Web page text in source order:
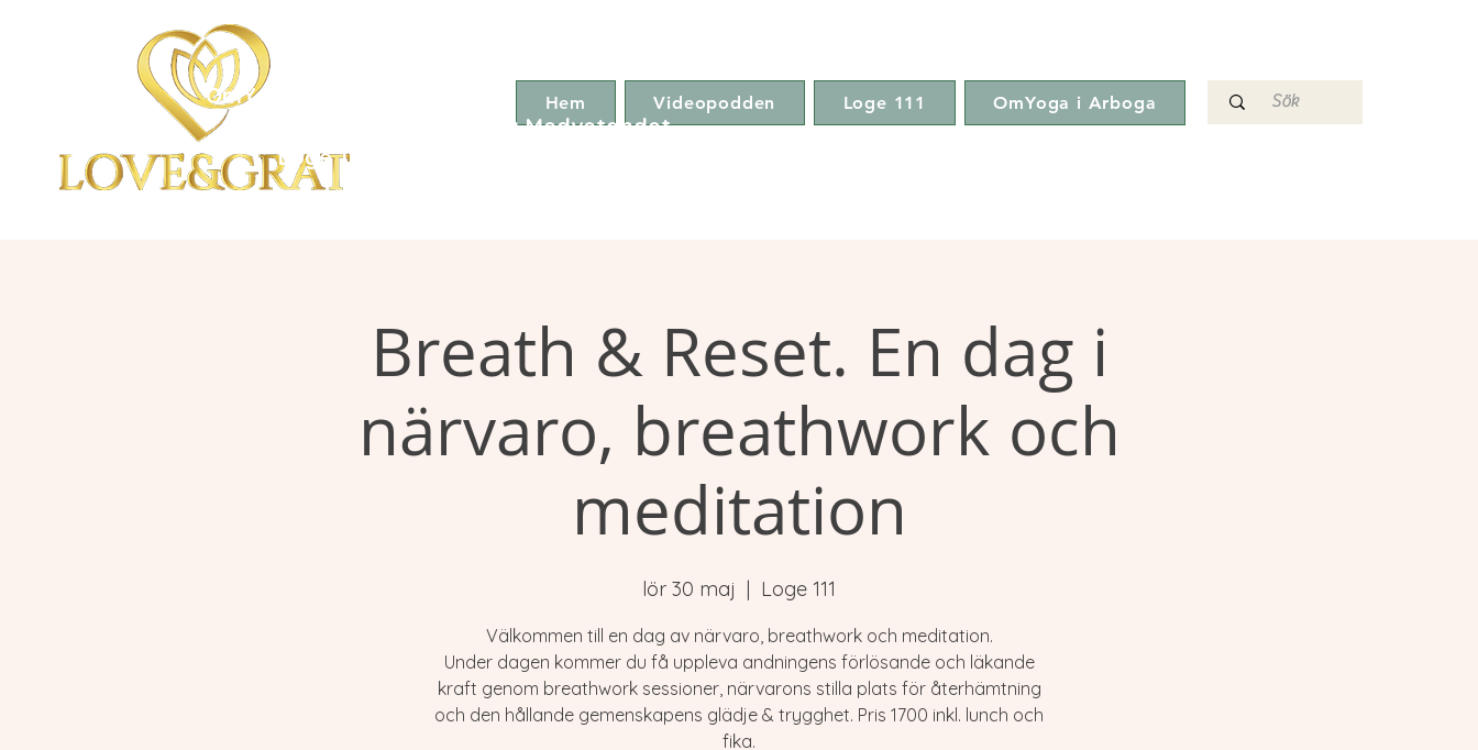
Hem Videopodden Loge 111 OmYoga i Arboga
OmYoga i Arboga &
Kampen om det Mänskliga Medvetandet
Loge 111
Breath & Reset. En dag i
närvaro, breathwork och
meditation
lör 30 maj
  |
Loge 111
Välkommen till en dag av närvaro, breathwork och meditation.
Under dagen kommer du få uppleva andningens förlösande och läkande
kraft genom breathwork sessioner, närvarons stilla plats för återhämtning
och den hållande gemenskapens glädje & trygghet. Pris 1700 inkl. lunch och
fika.